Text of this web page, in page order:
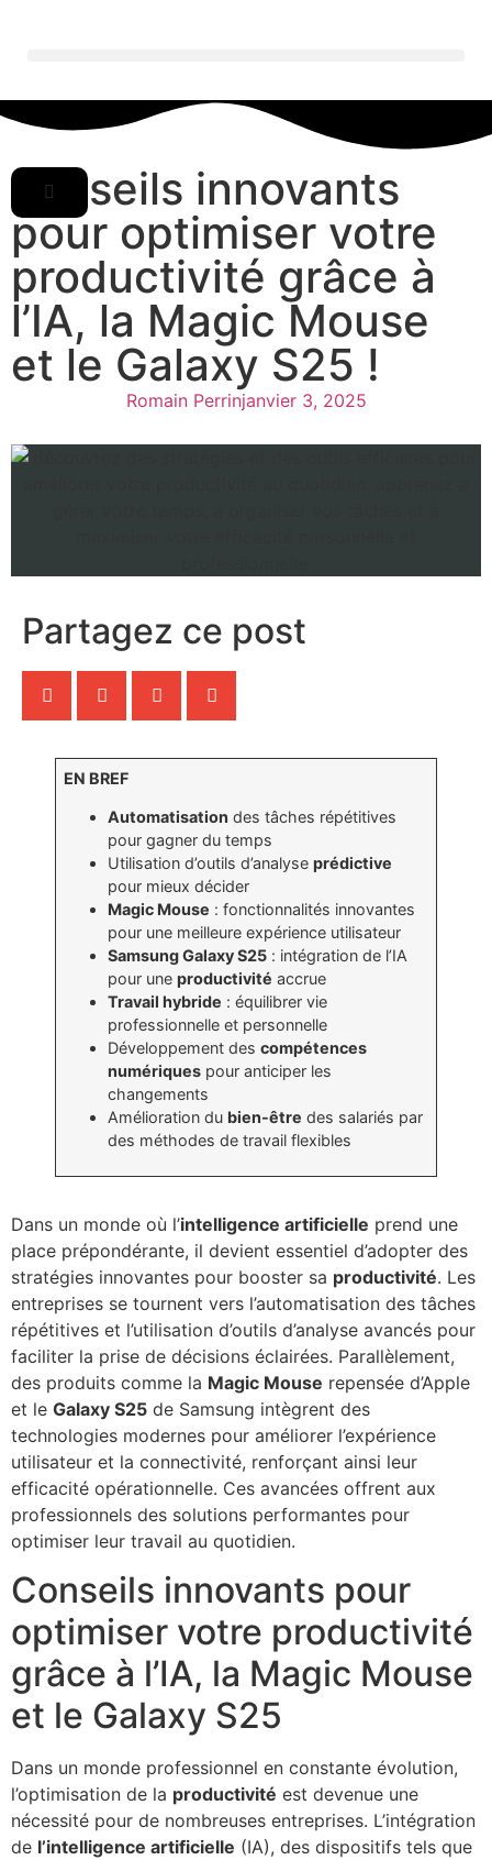
conseils innovants
pour optimiser votre
productivité grâce à
l’IA, la Magic Mouse
et le Galaxy S25 !
Romain Perrinjanvier 3, 2025
Partagez ce post
EN BREF
Automatisation des tâches répétitives
pour gagner du temps
Utilisation d’outils d’analyseprédictive
pour mieux décider
Magic Mouse : fonctionnalités innovantes
pour une meilleure expérience utilisateur
Samsung Galaxy S25 : intégration de l’IA
pour uneproductivité accrue
Travail hybride : équilibrer vie
professionnelle et personnelle
Développement descompétences
numériques pour anticiper les
changements
Amélioration du bien-être des salariés par
des méthodes de travail flexibles
Dans un monde où l’intelligence artificielle prend une
place prépondérante, il devient essentiel d’adopter des
stratégies innovantes pour booster sa productivité. Les
entreprises se tournent vers l’automatisation des tâches
répétitives et l’utilisation d’outils d’analyse avancés pour
faciliter la prise de décisions éclairées. Parallèlement,
des produits comme la Magic Mouse repensée d’Apple
et le Galaxy S25 de Samsung intègrent des
technologies modernes pour améliorer l’expérience
utilisateur et la connectivité, renforçant ainsi leur
efficacité opérationnelle. Ces avancées offrent aux
professionnels des solutions performantes pour
optimiser leur travail au quotidien.
Conseils innovants pour
optimiser votre productivité
grâce à l’IA, la Magic Mouse
et le Galaxy S25
Dans un monde professionnel en constante évolution,
l’optimisation de la productivité est devenue une
nécessité pour de nombreuses entreprises. L’intégration
de l’intelligence artificielle (IA), des dispositifs tels que